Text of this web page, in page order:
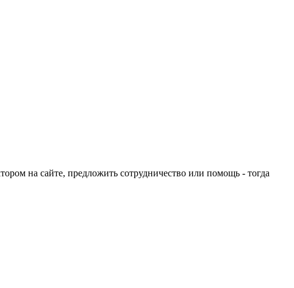
на сайте, предложить сотрудничество или помощь - тогда